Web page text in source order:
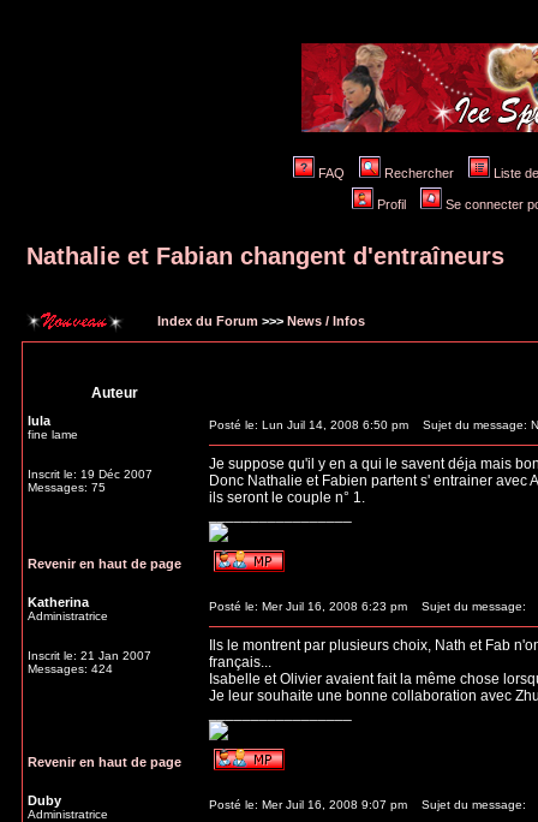
FAQ Rechercher Liste
Profil Se connecter
Nathalie et Fabian changent d'entraîneurs
Index du Forum >>> News / Infos
Auteur
lula
fine lame
Inscrit le: 19 Déc 2007
Messages: 75
Posté le: Lun Juil 14, 2008 6:50 pm Sujet du message:
Je suppose qu'il y en a qui le savent déja mais
Donc Nathalie et Fabien partent s' entrainer
ils seront le couple n° 1.
Revenir en haut de page
Katherina
Administratrice
Inscrit le: 21 Jan 2007
Messages: 424
Posté le: Mer Juil 16, 2008 6:23 pm Sujet du message:
Ils le montrent par plusieurs choix, Nath et Fab
français...
Isabelle et Olivier avaient fait la même chose
Je leur souhaite une bonne collaboration avec
Revenir en haut de page
Duby
Administratrice
Posté le: Mer Juil 16, 2008 9:07 pm Sujet du message: